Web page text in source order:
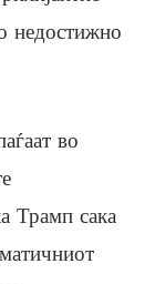
недостижно
во
Трамп сака